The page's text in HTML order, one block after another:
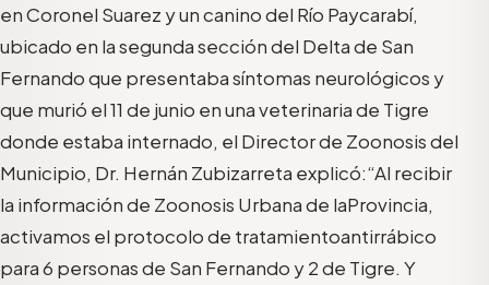
en Coronel Suarez y un canino del Río Paycarabí,
ubicado en lasegunda seccióndel Delta de San
Fernandoque presentaba síntomas neurológicos y
que murió el 11 de junio en una veterinaria de Tigre
donde estaba internado, el Director de Zoonosis del
Municipio, Dr. Hernán Zubizarreta explicó:“Al recibir
la informaciónde Zoonosis Urbanade laProvincia,
activamos el protocolode tratamientoantirrábico
para 6 personas de San Fernando y 2 de Tigre. Y